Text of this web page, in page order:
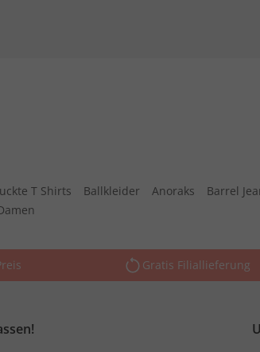
T Shirts Ballkleider Anoraks Barrel
Gratis Filiallieferung